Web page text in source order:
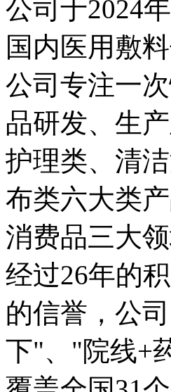
公司于2024
国内医用敷
公司专注一
品研发、生
护理类、清
布类六大类
消费品三大领
经过26年的
的信誉，公
下"、"院线+